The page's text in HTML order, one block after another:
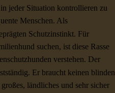
jeder Situation kontrollieren zu
Menschen. Als
Schutzinstinkt. Für
suchen, ist diese Rasse
verstehen. Der
Er braucht keinen blinden
ländliches und sehr sicher